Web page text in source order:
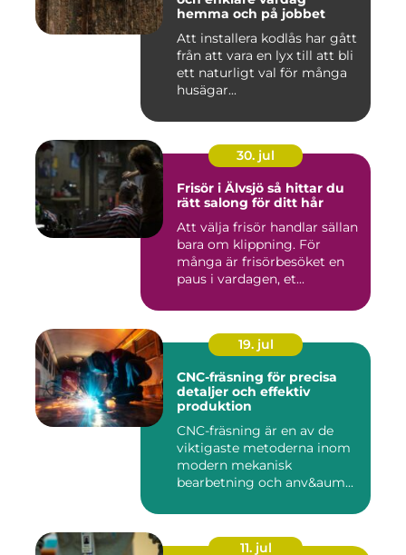
hemma och på jobbet
Att installera kodlås har gått
från att vara en lyx till att bli
ett naturligt val för många
husägar...
30. jul
Frisör i Älvsjö så hittar du
rätt salong för ditt hår
Att välja frisör handlar sällan
bara om klippning. För
många är frisörbesöket en
paus i vardagen, et...
19. jul
CNC-fräsning för precisa
detaljer och effektiv
produktion
CNC-fräsning är en av de
viktigaste metoderna inom
modern mekanisk
bearbetning och anv&aum...
11. jul